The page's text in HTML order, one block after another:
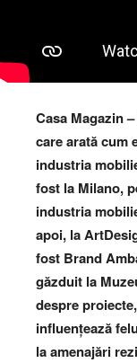
Casa Magazin
care arată cum
industria
fost la Milano,
industria
apoi, la
fost Brand
găzduit la
despre
influențează
la amenajări